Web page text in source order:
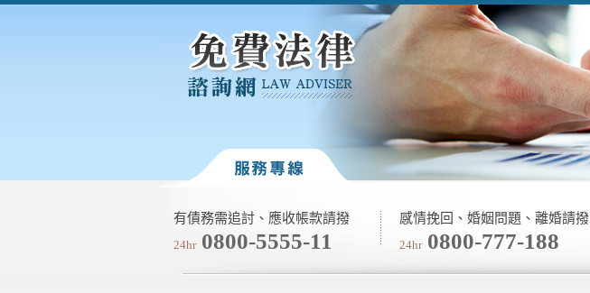
有債務需追討、應收帳款請撥
24hr 0800-5555-11
感情挽回、婚姻問題、離婚請撥
24hr 0800-777-188